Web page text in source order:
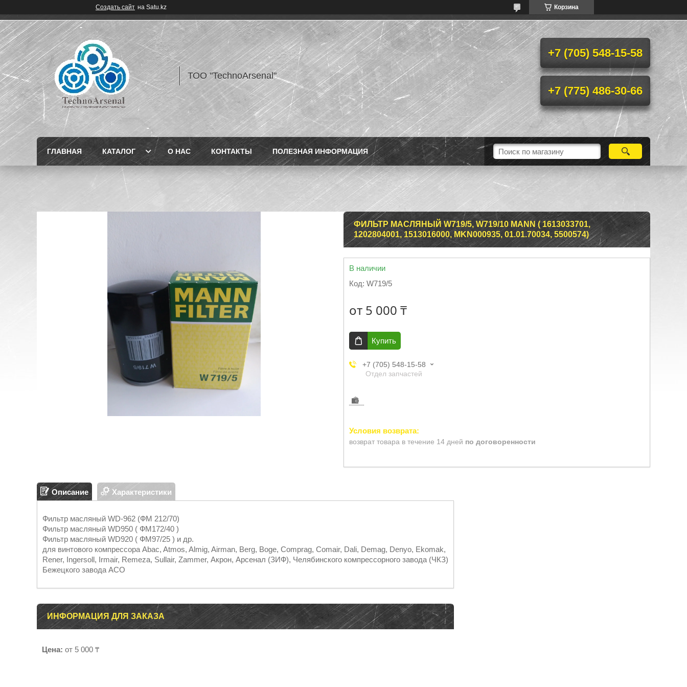
Создать сайт на Satu.kz Корзина
ТОО "TechnoArsenal"
+7 (705) 548-15-58
+7 (775) 486-30-66
ГЛАВНАЯ КАТАЛОГ О НАС КОНТАКТЫ ПОЛЕЗНАЯ ИНФОРМАЦИЯ
ФИЛЬТР МАСЛЯНЫЙ W719/5, W719/10 MANN ( 1613033701,
1202804001, 1513016000, MKN000935, 01.01.70034, 5500574)
В наличии
Код: W719/5
от 5 000 ₸
Купить
+7 (705) 548-15-58
Отдел запчастей
возврат товара в течение 14 дней по договоренности
Описание Характеристики
Фильтр масляный WD-962 (ФМ 212/70)
Фильтр масляный WD950 ( ФМ172/40 )
Фильтр масляный WD920 ( ФМ97/25 ) и др.
для винтового компрессора Abac, Atmos, Almig, Airman, Berg, Boge, Comprag, Comair, Dali, Demag, Denyo, Ekomak,
Rener, Ingersoll, Irmair, Remeza, Sullair, Zammer, Акрон, Арсенал (ЗИФ), Челябинского компрессорного завода (ЧКЗ)
Бежецкого завода АСО
ИНФОРМАЦИЯ ДЛЯ ЗАКАЗА
Цена: от 5 000 ₸